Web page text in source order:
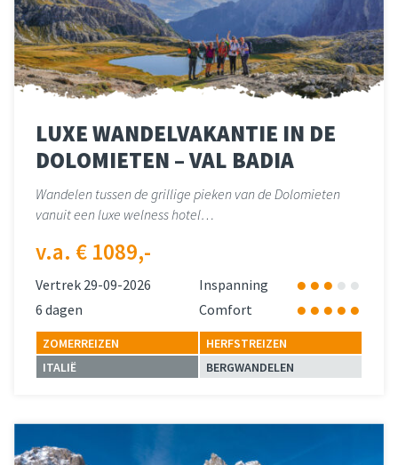
LUXE WANDELVAKANTIE IN DE
DOLOMIETEN – VAL BADIA
Wandelen tussen de grillige pieken van de Dolomieten
vanuit een luxe welness hotel…
v.a. € 1089,-
Vertrek 29-09-2026
Inspanning
6 dagen
Comfort
ZOMERREIZEN
HERFSTREIZEN
ITALIË
BERGWANDELEN